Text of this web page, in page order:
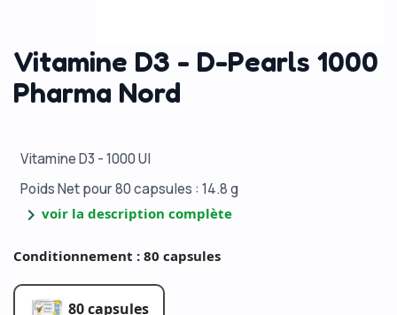
Vitamine D3 - D-Pearls 1000
Pharma Nord
Vitamine D3 - 1000 UI
Poids Netpour 80 capsules : 14.8 g
chevron_right voir la description complète
Conditionnement : 80 capsules
80 capsules